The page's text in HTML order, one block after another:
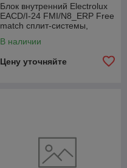
Блок внутренний Electrolux
EACD/I-24 FMI/N8_ERP Free
match сплит-системы,
В наличии
Цену уточняйте